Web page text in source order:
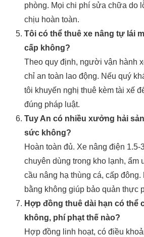
phòng. Mọi chi phí sửa chữa do
chịu hoàn toàn.
Tôi có thể thuê xe nâng tự lái
cấp không?
Theo quy định, người vận hành
chỉ an toàn lao động. Nếu quý
tôi khuyến nghị thuê kèm tài xế
đúng pháp luật.
Tuy An có nhiều xưởng hải
sức không?
Hoàn toàn đủ. Xe nâng điện 1.5-
chuyên dùng trong kho lạnh, ẩm
cầu nâng hạ thùng cá, cấp
bằng không giúp bảo quản thực
Hợp đồng thuê dài hạn có thể
không, phí phạt thế nào?
Hợp đồng linh hoạt, có điều